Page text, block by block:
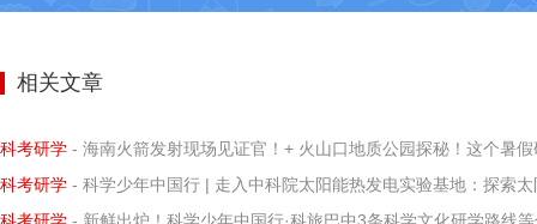
相关文章
科考研学 - 海南火箭发射现场见证官！+ 火山口地质公园探秘！这个暑假研学营让孩子亲历科学
科考研学 - 科学少年中国行 | 走入中科院太阳能热发电实验基地：探索太阳能热发电的